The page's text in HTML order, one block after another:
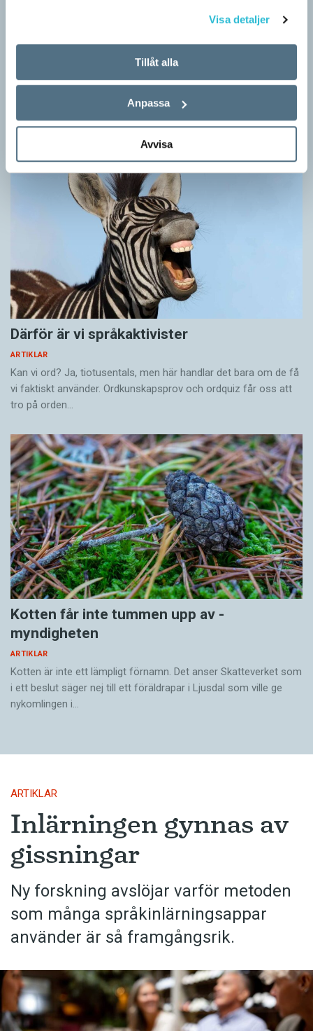
Visa detaljer
Tillåt alla
Anpassa
Avvisa
Hundfiskare vill få någon på kroken
dogfishing användas om folks profiler på dejtningappar också.
Vad betyder det? Jona Svar: Både…
Därför är vi språkaktivister
ARTIKLAR
Kan vi ord? Ja, tiotusentals, men här handlar det bara om de få
vi faktiskt använder. Ordkunskapsprov och ordquiz får oss att
tro på orden…
Kotten får inte tummen upp av ­
myndigheten
ARTIKLAR
Kotten är inte ett lämpligt förnamn. Det anser Skatte­verket som
i ett beslut säger nej till ett föräldra­par i Ljusdal som ville ge
nykomlingen i…
ARTIKLAR
Inlärningen gynnas av
gissningar
Ny forskning avslöjar varför metoden
som många språkinlärningsappar
använder är så framgångsrik.